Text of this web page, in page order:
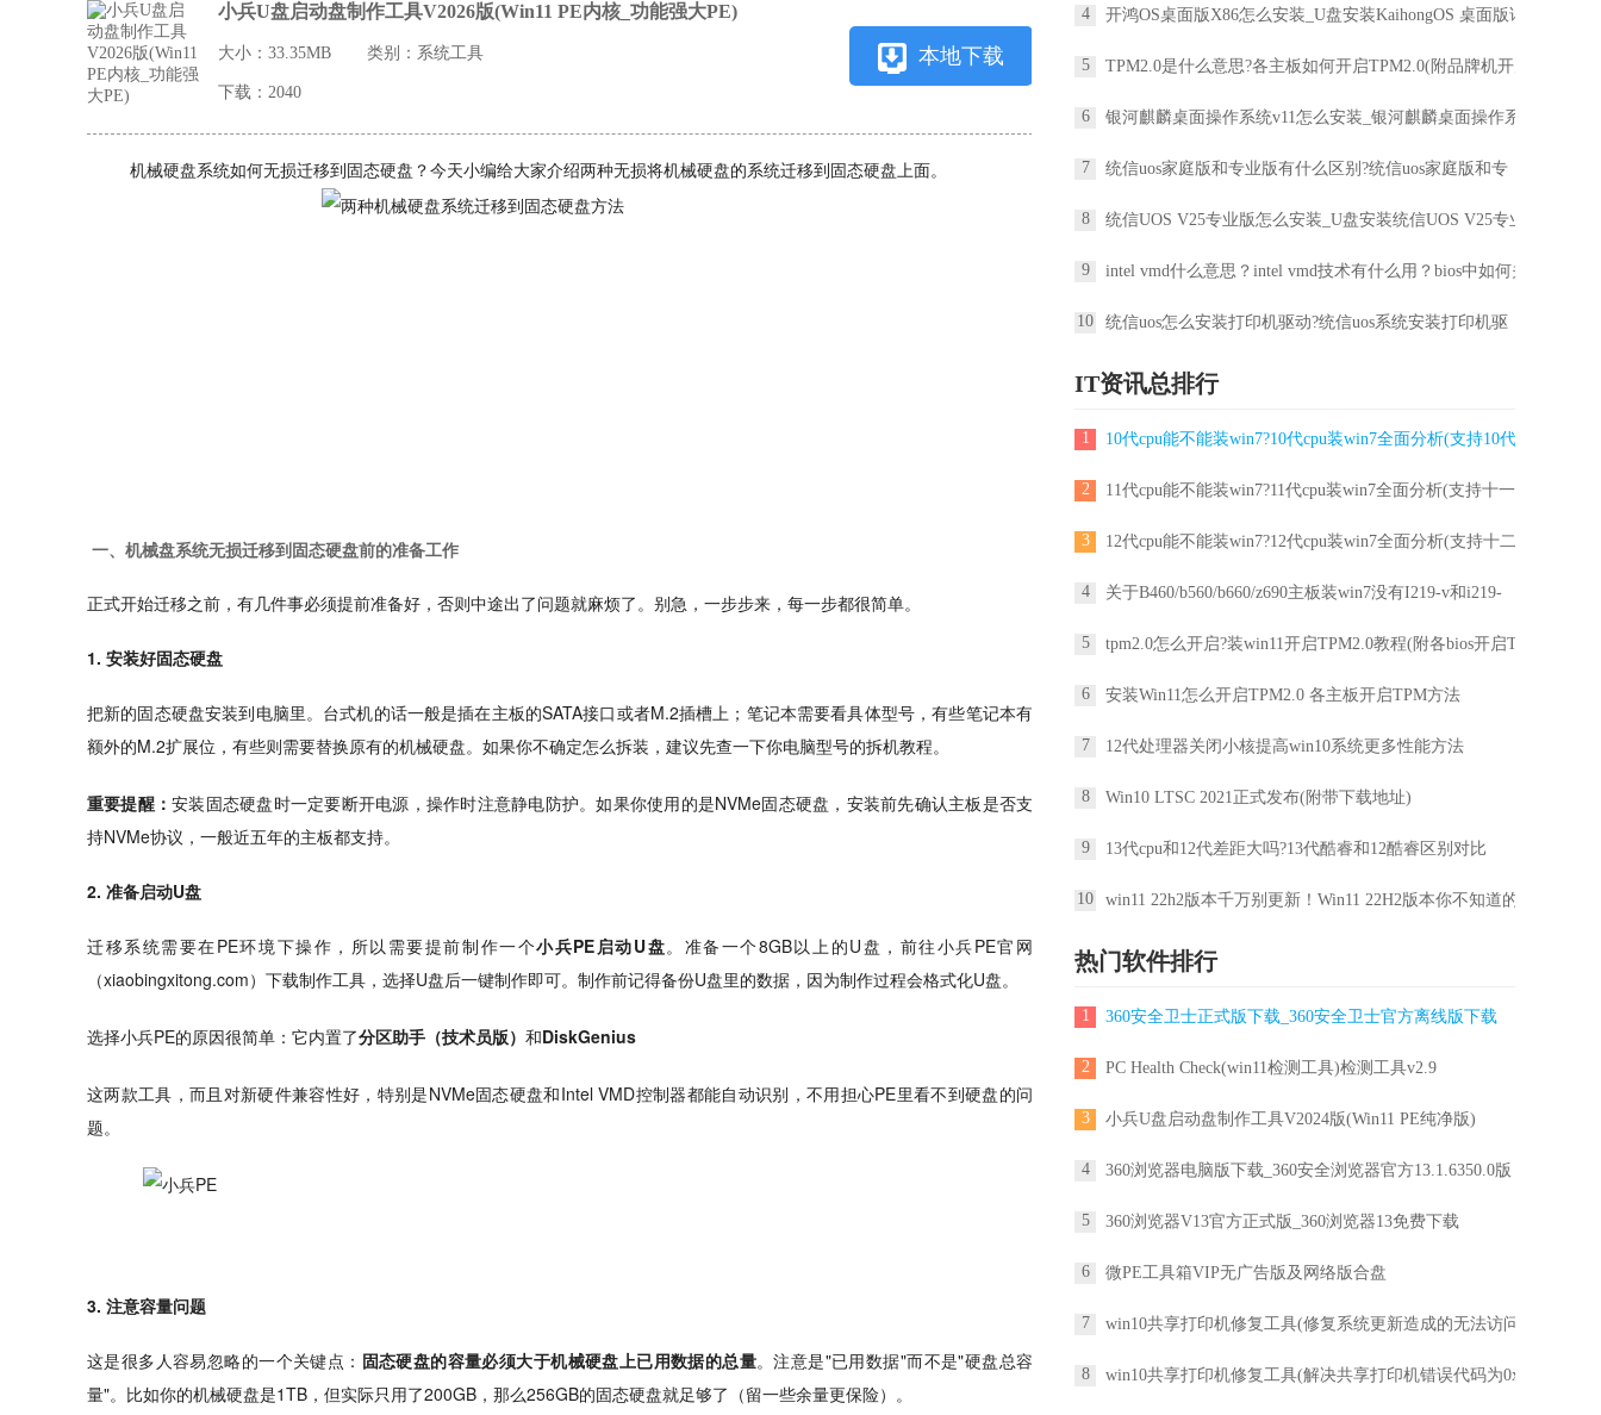
4 开鸿OS桌面版X86怎么安装_U盘安装KaihongOS 桌面版详
5 TPM2.0是什么意思?各主板如何开启TPM2.0(附品牌机开启
6 银河麒麟桌面操作系统v11怎么安装_银河麒麟桌面操作系
7 统信uos家庭版和专业版有什么区别?统信uos家庭版和专
8 统信UOS V25专业版怎么安装_U盘安装统信UOS V25专业版
9 intel vmd什么意思？intel vmd技术有什么用？bios中如何关
10 统信uos怎么安装打印机驱动?统信uos系统安装打印机驱
IT资讯总排行
1 10代cpu能不能装win7?10代cpu装win7全面分析(支持10代
2 11代cpu能不能装win7?11代cpu装win7全面分析(支持十一
3 12代cpu能不能装win7?12代cpu装win7全面分析(支持十二
4 关于B460/b560/b660/z690主板装win7没有I219-v和i219-
5 tpm2.0怎么开启?装win11开启TPM2.0教程(附各bios开启T
6 安装Win11怎么开启TPM2.0 各主板开启TPM方法
7 12代处理器关闭小核提高win10系统更多性能方法
8 Win10 LTSC 2021正式发布(附带下载地址)
9 13代cpu和12代差距大吗?13代酷睿和12酷睿区别对比
10 win11 22h2版本千万别更新！Win11 22H2版本你不知道的一
热门软件排行
1 360安全卫士正式版下载_360安全卫士官方离线版下载
2 PC Health Check(win11检测工具)检测工具v2.9
3 小兵U盘启动盘制作工具V2024版(Win11 PE纯净版)
4 360浏览器电脑版下载_360安全浏览器官方13.1.6350.0版
5 360浏览器V13官方正式版_360浏览器13免费下载
6 微PE工具箱VIP无广告版及网络版合盘
7 win10共享打印机修复工具(修复系统更新造成的无法访问
8 win10共享打印机修复工具(解决共享打印机错误代码为0x
本地下载
小兵U盘启动盘制作工具V2026版(Win11 PE内核_功能强大PE)
大小：33.35MB 类别： 系统工具
下载：2040
机械硬盘系统如何无损迁移到固态硬盘？今天小编给大家介绍两种无损将机械硬盘的系统迁移到固态硬盘上面。
一、机械盘系统无损迁移到固态硬盘前的准备工作
正式开始迁移之前，有几件事必须提前准备好，否则中途出了问题就麻烦了。别急，一步步来，每一步都很简单。
1. 安装好固态硬盘
把新的固态硬盘安装到电脑里。台式机的话一般是插在主板的SATA接口或者M.2插槽上；笔记本需要看具体型号，有些笔记本有
额外的M.2扩展位，有些则需要替换原有的机械硬盘。如果你不确定怎么拆装，建议先查一下你电脑型号的拆机教程。
重要提醒：安装固态硬盘时一定要断开电源，操作时注意静电防护。如果你使用的是NVMe固态硬盘，安装前先确认主板是否支
持NVMe协议，一般近五年的主板都支持。
2. 准备启动U盘
迁移系统需要在PE环境下操作，所以需要提前制作一个小兵PE启动U盘。准备一个8GB以上的U盘，前往小兵PE官网
（xiaobingxitong.com）下载制作工具，选择U盘后一键制作即可。制作前记得备份U盘里的数据，因为制作过程会格式化U盘。
选择小兵PE的原因很简单：它内置了分区助手（技术员版） 和DiskGenius
这两款工具，而且对新硬件兼容性好，特别是NVMe固态硬盘和Intel VMD控制器都能自动识别，不用担心PE里看不到硬盘的问
题。
3. 注意容量问题
这是很多人容易忽略的一个关键点： 固态硬盘的容量必须大于机械硬盘上已用数据的总量。注意是"已用数据"而不是"硬盘总容
量"。比如你的机械硬盘是1TB，但实际只用了200GB，那么256GB的固态硬盘就足够了（留一些余量更保险）。